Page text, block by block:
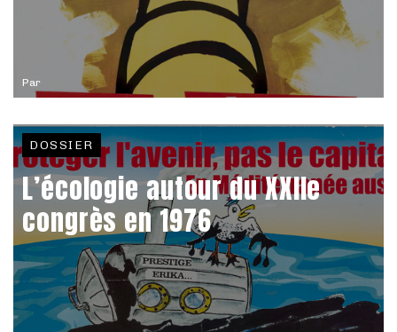
Par
DOSSIER
L’écologie autour du XXIIe
congrès en 1976